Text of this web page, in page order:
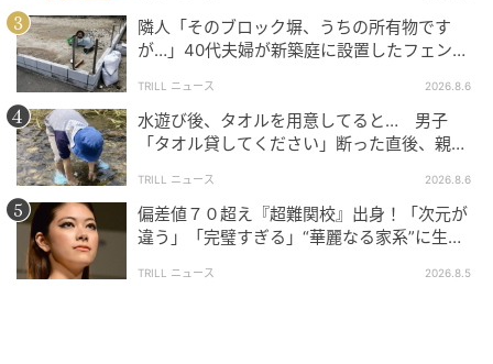
隣人「そのブロック塀、うちの所有物です
が…」40代夫婦が新築庭に設置したフェン
TRILL ニュース 2026.8.6
水遊び後、タオルを用意してると… 男子
「タオル貸してください」断った直後、親が
TRILL ニュース 2026.8.6
偏差値７０超え『超難関校』出身！「次元が
違う」「完璧すぎる」“華麗なる家系”に生ま
TRILL ニュース 2026.8.5